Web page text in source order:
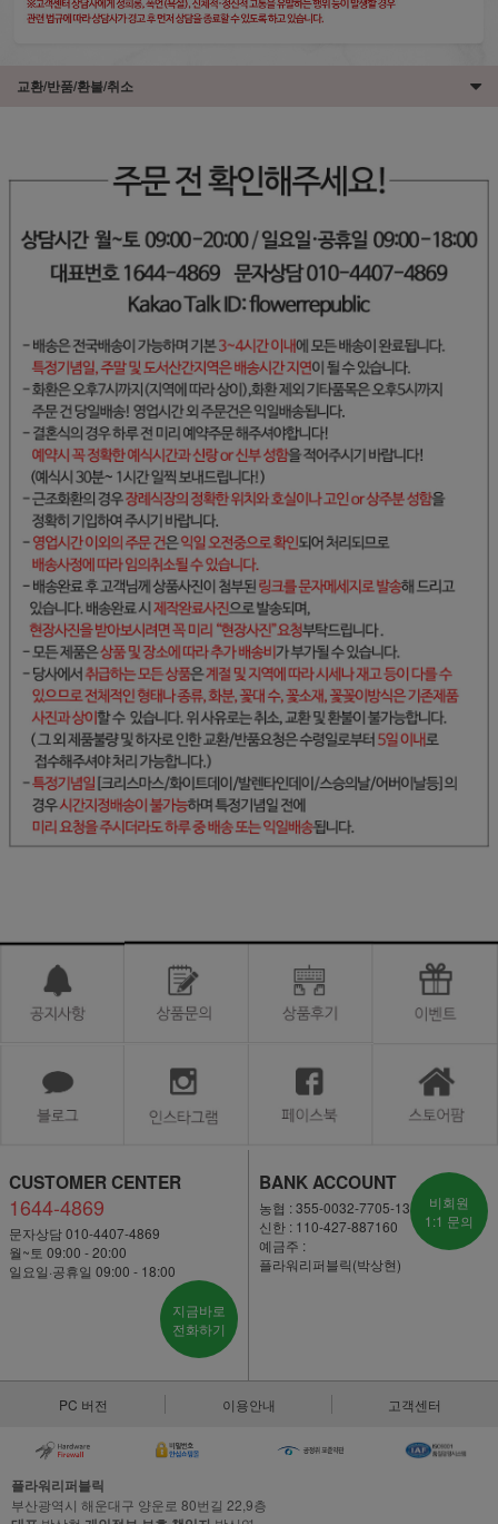
교환/반품/환불/취소
CUSTOMER CENTER
1644-4869
문자상담 010-4407-4869
월~토 09:00 - 20:00
일요일·공휴일 09:00 - 18:00
지금바로
전화하기
BANK ACCOUNT
농협 : 355-0032-7705-13
신한 : 110-427-887160
예금주 :
플라워리퍼블릭(박상현)
비회원
1:1 문의
PC 버전 이용안내 고객센터
플라워리퍼블릭
부산광역시 해운대구 양운로 80번길 22,9층